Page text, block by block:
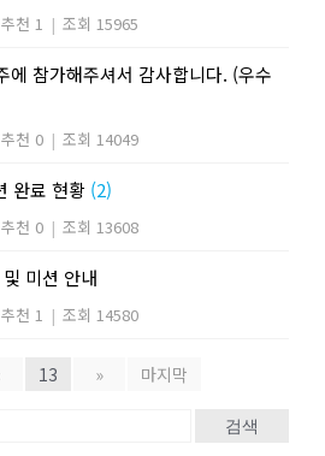
추천 1 | 조회 15965
에 참가해주셔서 감사합니다. (우수
추천 0 | 조회 14049
완료 현황 (2)
추천 0 | 조회 13608
미션 안내
추천 1 | 조회 14580
13 » 마지막
검색